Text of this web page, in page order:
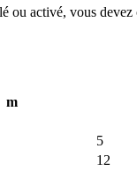
ou activé, vous
m
5
12